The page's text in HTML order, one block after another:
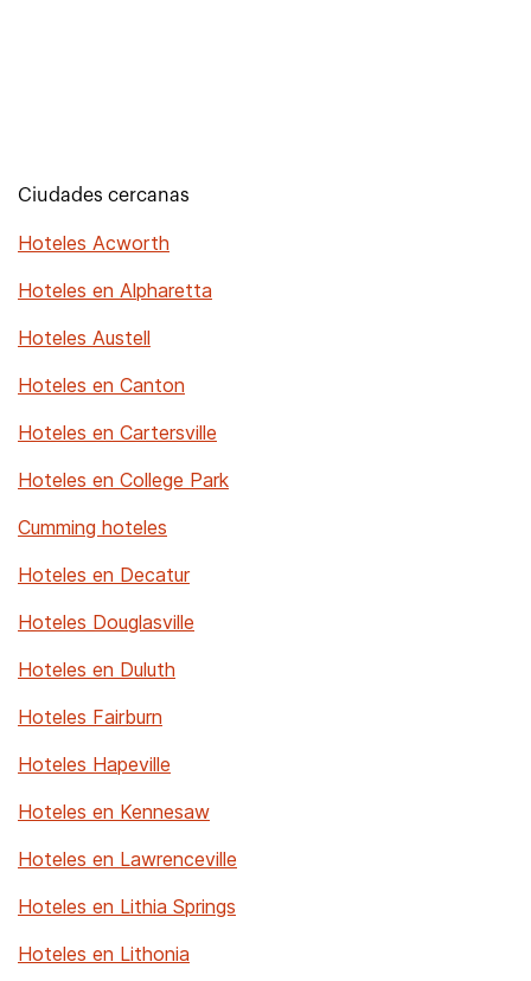
Ciudades cercanas
Hoteles Acworth
Hoteles en Alpharetta
Hoteles Austell
Hoteles en Canton
Hoteles en Cartersville
Hoteles en College Park
Cumming hoteles
Hoteles en Decatur
Hoteles Douglasville
Hoteles en Duluth
Hoteles Fairburn
Hoteles Hapeville
Hoteles en Kennesaw
Hoteles en Lawrenceville
Hoteles en Lithia Springs
Hoteles en Lithonia